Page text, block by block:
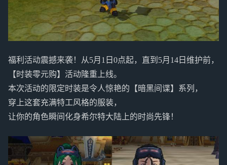
福利活动震撼来袭！从5月1日0点起，直到5月14日维护前，
【时装零元购】活动隆重上线。
本次活动的限定时装是令人惊艳的【暗黑间谍】系列，
穿上这套充满特工风格的服装，
让你的角色瞬间化身希尔特大陆上的时尚先锋！